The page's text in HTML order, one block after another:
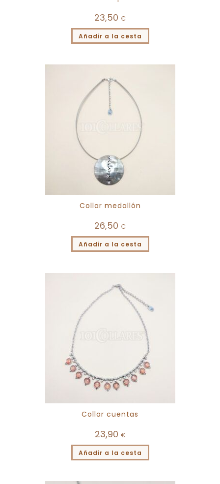
23,50 €
Añadir a la cesta
Collar medallón
26,50 €
Añadir a la cesta
Collar cuentas
23,90 €
Añadir a la cesta